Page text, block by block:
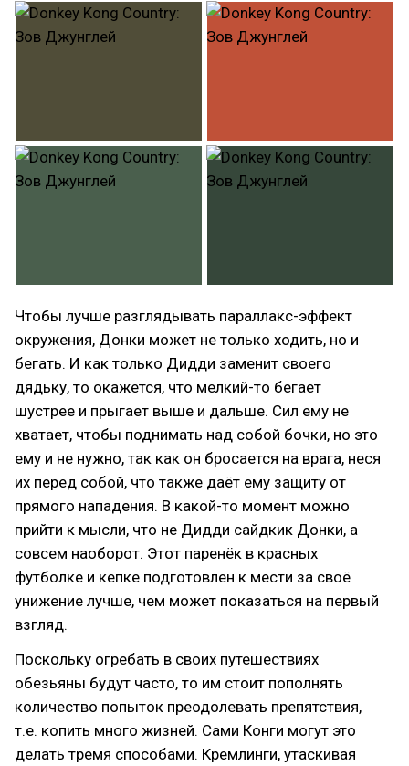
Чтобы лучше разглядывать параллакс-эффект
окружения, Донки может не только ходить, но и
бегать. И как только Дидди заменит своего
дядьку, то окажется, что мелкий-то бегает
шустрее и прыгает выше и дальше. Сил ему не
хватает, чтобы поднимать над собой бочки, но это
ему и не нужно, так как он бросается на врага, неся
их перед собой, что также даёт ему защиту от
прямого нападения. В какой-то момент можно
прийти к мысли, что не Дидди сайдкик Донки, а
совсем наоборот. Этот паренёк в красных
футболке и кепке подготовлен к мести за своё
унижение лучше, чем может показаться на первый
взгляд.
Поскольку огребать в своих путешествиях
обезьяны будут часто, то им стоит пополнять
количество попыток преодолевать препятствия,
т.е. копить много жизней. Сами Конги могут это
делать тремя способами. Кремлинги, утаскивая